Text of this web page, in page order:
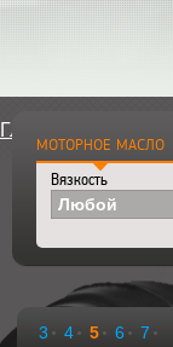
Главная
МОТОРНОЕ МАСЛО
Вязкость
Любой
3 4 5 6 7